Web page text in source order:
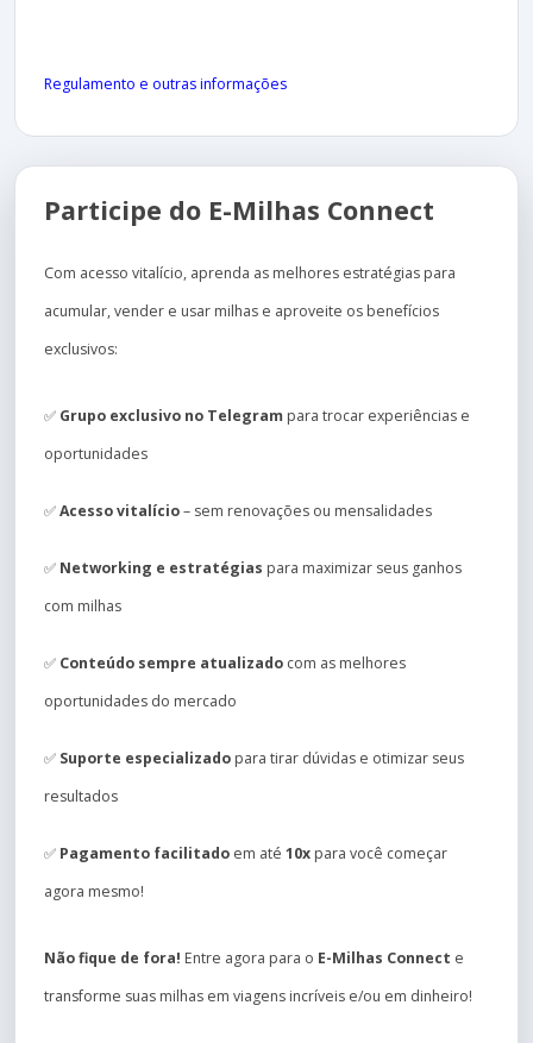
Regulamento e outras informações
Participe do E-Milhas Connect
Com acesso vitalício, aprenda as melhores estratégias para
acumular, vender e usar milhas e aproveite os benefícios
exclusivos:
✅ Grupo exclusivo no Telegram para trocar experiências e
oportunidades
✅Acesso vitalício– sem renovações ou mensalidades
✅ Networking e estratégias para maximizar seus ganhos
com milhas
✅ Conteúdo sempre atualizado com as melhores
oportunidades do mercado
✅ Suporte especializado para tirar dúvidas e otimizar seus
resultados
✅ Pagamento facilitado em até 10x para você começar
agora mesmo!
Não fique de fora! Entre agora para o E-Milhas Connect e
transforme suas milhas em viagens incríveis e/ou em dinheiro!